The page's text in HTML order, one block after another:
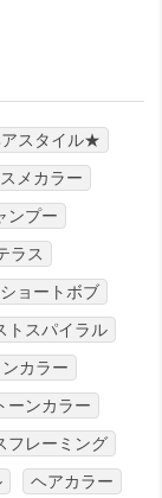
スタイル★
メカラー
ンプー
ラス
ショートボブ
トスパイラル
カラー
ーンカラー
フレーミング
ヘアカラー